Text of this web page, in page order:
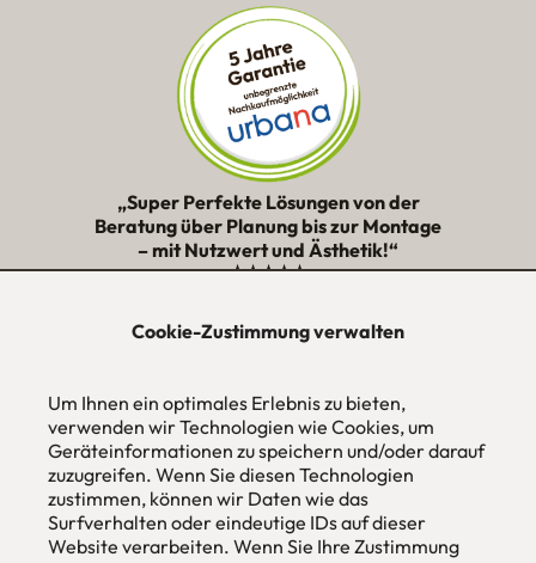
Cookie-Zustimmung verwalten
Um Ihnen ein optimales Erlebnis zu bieten,
verwenden wir Technologien wie Cookies, um
Geräteinformationen zu speichern und/oder darauf
zuzugreifen. Wenn Sie diesen Technologien
zustimmen, können wir Daten wie das
Surfverhalten oder eindeutige IDs auf dieser
Website verarbeiten. Wenn Sie Ihre Zustimmung
„Super Perfekte Lösungen von der
Beratung über Planung bis zur Montage
– mit Nutzwert und Ästhetik!“
★★★★★
ohne Mehrpreis nach Maß
Hans Pinsel-Str. 1
im DreierHaus
85540Haar / München
089 / 420 44 535
Fax
089 / 456 00 646